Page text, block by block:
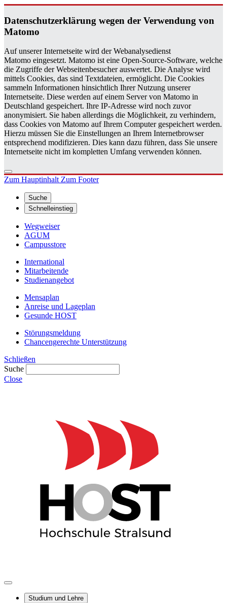
Da­ten­schutz­er­klä­rung wegen der Ver­wen­dung von
Ma­to­mo
Auf unserer Internetseite wird der Webanalysedienst
Matomo eingesetzt. Matomo ist eine Open-Source-Software, welche
die Zugriffe der Webseitenbesucher auswertet. Die Analyse wird
mittels Cookies, das sind Textdateien, ermöglicht. Die Cookies
sammeln Informationen hinsichtlich Ihrer Nutzung unserer
Internetseite. Diese werden auf einem Server von Matomo in
Deutschland gespeichert. Ihre IP-Adresse wird noch zuvor
anonymisiert. Sie haben allerdings die Möglichkeit, zu verhindern,
dass Cookies von Matomo auf Ihrem Computer gespeichert werden.
Hierzu müssen Sie die Einstellungen an Ihrem Internetbrowser
entsprechend modifizieren. Dies kann dazu führen, dass Sie unsere
Internetseite nicht im kompletten Umfang verwenden können.
Zum HauptinhaltZum Footer
Suche
Schnelleinstieg
Wegweiser
AGUM
Campusstore
International
Mitarbeitende
Studienangebot
Mensaplan
Anreise und Lageplan
Gesunde HOST
Störungsmeldung
Chancengerechte Unterstützung
Schließen
Suche
Close
Studium und Lehre